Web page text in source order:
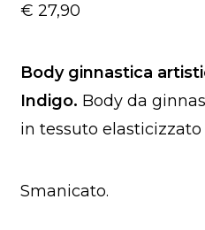
€ 27,90
Body ginnastica
Indigo. Body da
in tessuto elasticizzato
Smanicato.